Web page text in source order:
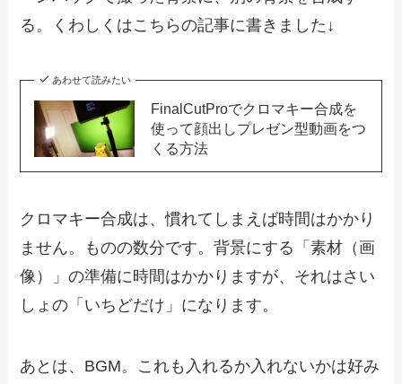
る。くわしくはこちらの記事に書きました↓
あわせて読みたい
FinalCutProでクロマキー合成を
使って顔出しプレゼン型動画をつ
くる方法
クロマキー合成は、慣れてしまえば時間はかかり
ません。ものの数分です。背景にする「素材（画
像）」の準備に時間はかかりますが、それはさい
しょの「いちどだけ」になります。
あとは、BGM。これも入れるか入れないかは好み